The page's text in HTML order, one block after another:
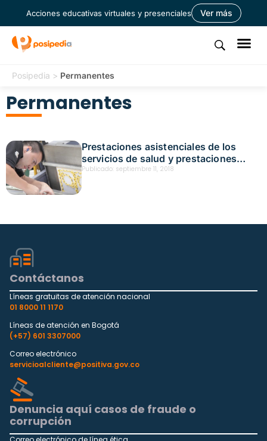
Acciones educativas virtuales y presenciales Ver más
Posipedia > Permanentes
Permanentes
Prestaciones asistenciales de los
servicios de salud y prestaciones
económica
Publicado: septiembre 11, 2018
Contáctanos
Líneas gratuitas de atención nacional
01 8000 11 1170
Líneas de atención en Bogotá
(+57) 601 3307000
Correo electrónico
servicioalcliente@positiva.gov.co
Denuncia aquí casos de fraude o
corrupción